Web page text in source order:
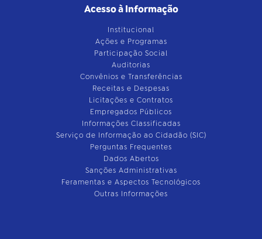
Acesso à Informação
Institucional
Ações e Programas
Participação Social
Auditorias
Convênios e Transferências
Receitas e Despesas
Licitações e Contratos
Empregados Públicos
Informações Classificadas
Serviço de Informação ao Cidadão (SIC)
Perguntas Frequentes
Dados Abertos
Sanções Administrativas
Feramentas e Aspectos Tecnológicos
Outras Informações